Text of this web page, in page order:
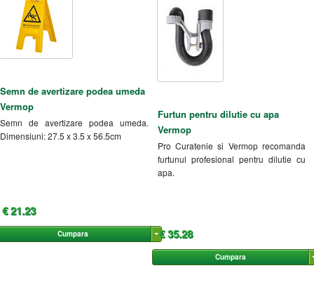
Semn de avertizare podea umeda
Vermop
Semn de avertizare podea umeda.
Dimensiuni: 27.5 x 3.5 x 56.5cm
€ 21.23
Cumpara
Furtun pentru dilutie cu apa
Vermop
Pro Curatenie si Vermop recomanda
furtunul profesional pentru dilutie cu
apa.
€ 35.28
Cumpara